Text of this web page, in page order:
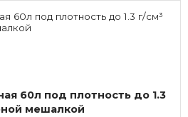
60л под плотность до 1.3
мешалкой